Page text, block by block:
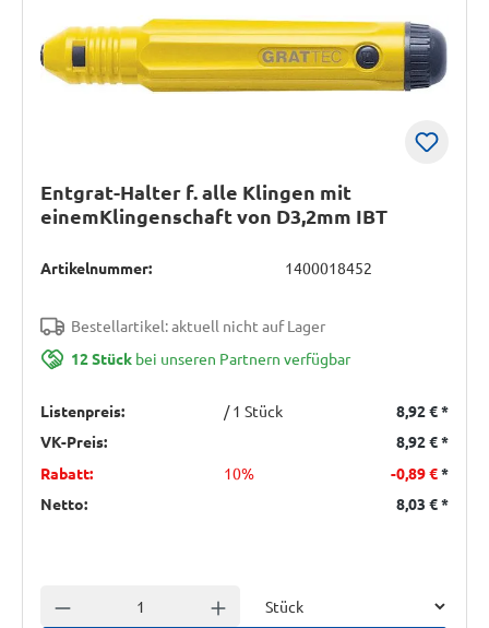
Entgrat-Halter f. alle Klingen mit
einemKlingenschaft von D3,2mm IBT
Artikelnummer: 1400018452
Bestellartikel: aktuell nicht auf Lager
12 Stück bei unseren Partnern verfügbar
Listenpreis: / 1 Stück 8,92 €*
VK-Preis:
8,92 €*
Rabatt:
10% -0,89 €*
Netto:
8,03 €*
Anzahl verringern Anzahl erhöhen